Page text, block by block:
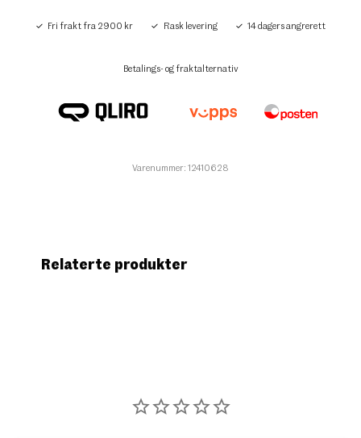
Fri frakt fra 2900 kr Rask levering 14 dagers angrerett
Betalings- og fraktalternativ
Varenummer: 12410628
Relaterte produkter